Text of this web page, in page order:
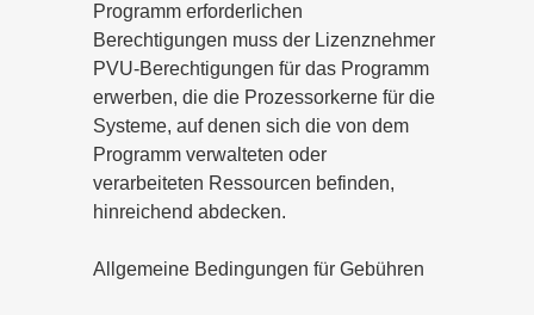
Programm erforderlichen
Berechtigungen muss der Lizenznehmer
PVU-Berechtigungen für das Programm
erwerben, die die Prozessorkerne für die
Systeme, auf denen sich die von dem
Programm verwalteten oder
verarbeiteten Ressourcen befinden,
hinreichend abdecken.
Allgemeine Bedingungen für Gebühren